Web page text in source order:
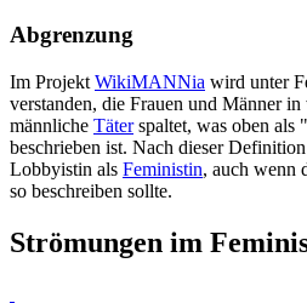
Abgrenzung
Im Projekt WikiMANNia wird unter
verstanden, die Frauen und Männer
männliche Täterspaltet, was oben als
beschrieben ist. Nach dieser
Lobbyistin als Feministin, auch wenn
so beschreiben sollte.
Strömungen im